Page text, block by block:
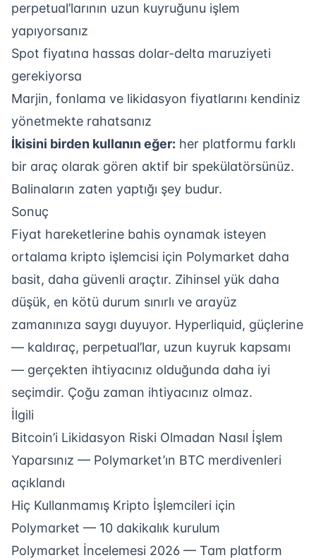
perpetual’larının uzun kuyruğunu işlem
yapıyorsanız
Spot fiyatına hassas dolar-delta maruziyeti
gerekiyorsa
Marjin, fonlama ve likidasyon fiyatlarını kendiniz
yönetmekte rahatsanız
İkisini birden kullanın eğer: her platformu farklı
bir araç olarak gören aktif bir spekülatörsünüz.
Balinaların zaten yaptığı şey budur.
Sonuç
Fiyat hareketlerine bahis oynamak isteyen
ortalama kripto işlemcisi için Polymarket daha
basit, daha güvenli araçtır. Zihinsel yük daha
düşük, en kötü durum sınırlı ve arayüz
zamanınıza saygı duyuyor. Hyperliquid, güçlerine
— kaldıraç, perpetual’lar, uzun kuyruk kapsamı
— gerçekten ihtiyacınız olduğunda daha iyi
seçimdir. Çoğu zaman ihtiyacınız olmaz.
İlgili
Bitcoin’i Likidasyon Riski Olmadan Nasıl İşlem
Yaparsınız — Polymarket’ın BTC merdivenleri
açıklandı
Hiç Kullanmamış Kripto İşlemcileri için
Polymarket — 10 dakikalık kurulum
Polymarket İncelemesi 2026 — Tam platform